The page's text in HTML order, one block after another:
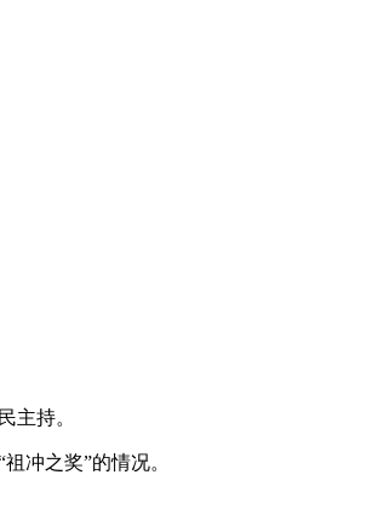
主持。
冲之奖”的情况。